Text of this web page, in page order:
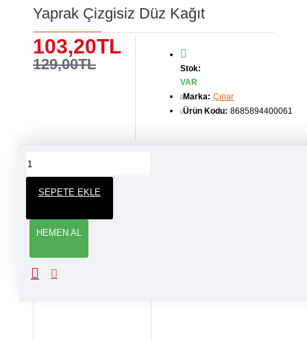
Yaprak Çizgisiz Düz Kağıt
103,20TL
129,00TL
Stok:
VAR
Marka: Çınar
Ürün Kodu: 8685894400061
SEPETE EKLE
HEMEN AL
ÜRÜN YORUMLARI